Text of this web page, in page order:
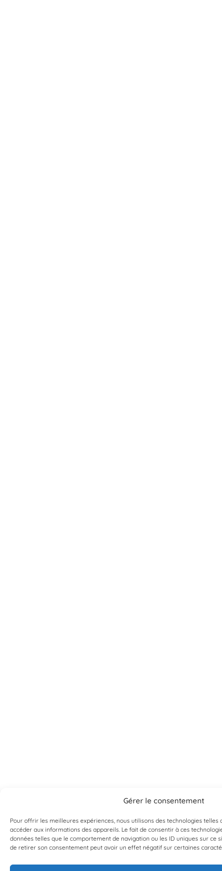
Gérer le consentement
Pour offrir les meilleures expériences, nous utilisons des technologies
accéder aux informations des appareils. Le fait de consentir à ces
données telles que le comportement de navigation ou les ID uniques sur ce
de retirer son consentement peut avoir un effet négatif sur certaines